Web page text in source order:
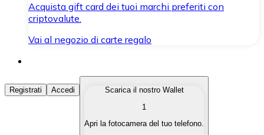
Acquista gift card dei tuoi marchi preferiti con
criptovalute.
Vai al negozio di carte regalo
Acquista Criptovalute
Acquista le criptovalute che ti interessano in modo
Registrati Accedi
Scarica il nostro Wallet
1
Apri la fotocamera del tuo telefono.